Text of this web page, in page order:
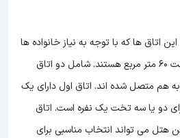
اتاق ها که با توجه به نیاز خانواده ها
طراحی شده اند، دارای مساحت 60 متر مربع هستند. شامل دو اتاق
هم متصل شده اند. اتاق اول دارای یک
دو یا سه تخت یک نفره است. اتاق
هتل می تواند انتخاب مناسبی برای